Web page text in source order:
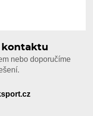
kontaktu
nebo doporučíme